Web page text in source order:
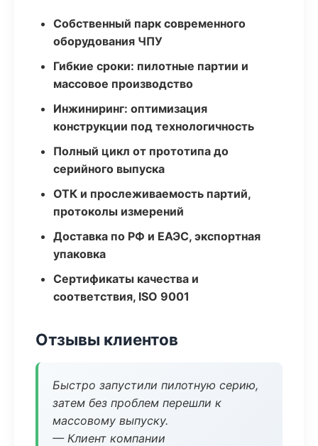
Собственный парк современного
оборудования ЧПУ
Гибкие сроки: пилотные партии и
массовое производство
Инжиниринг: оптимизация
конструкции под технологичность
Полный цикл от прототипа до
серийного выпуска
ОТК и прослеживаемость партий,
протоколы измерений
Доставка по РФ и ЕАЭС, экспортная
упаковка
Сертификаты качества и
соответствия, ISO 9001
Отзывы клиентов
Быстро запустили пилотную серию,
затем без проблем перешли к
массовому выпуску.
— Клиент компании